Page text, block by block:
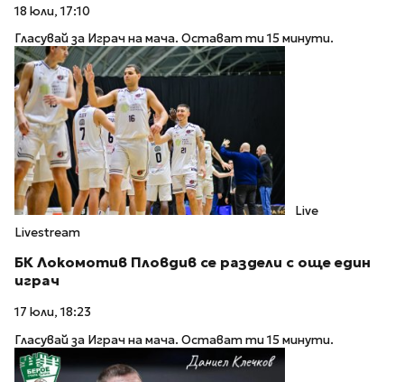
18 юли, 17:10
Гласувай за Играч на мача. Остават ти 15 минути.
Live
Livestream
БК Локомотив Пловдив се раздели с още един
играч
17 юли, 18:23
Гласувай за Играч на мача. Остават ти 15 минути.